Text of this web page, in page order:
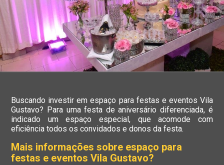
Buscando investir em espaço para festas e eventos Vila
Gustavo? Para uma festa de aniversário diferenciada, é
indicado um espaço especial, que acomode com
eficiência todos os convidados e donos da festa.
Mais informações sobre espaço para
festas e eventos Vila Gustavo?